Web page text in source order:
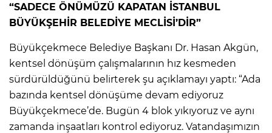
“SADECE ÖNÜMÜZÜ KAPATAN İSTANBUL
BÜYÜKŞEHİR BELEDİYE MECLİSİ’DİR”
Büyükçekmece Belediye Başkanı Dr. Hasan Akgün,
kentsel dönüşüm çalışmalarının hız kesmeden
sürdürüldüğünü belirterek şu açıklamayı yaptı: “Ada
bazında kentsel dönüşüme devam ediyoruz
Büyükçekmece’de. Bugün 4 blok yıkıyoruz ve aynı
zamanda inşaatları kontrol ediyoruz. Vatandaşımızın